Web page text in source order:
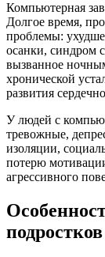
Компьютерная
Долгое время,
проблемы:
осанки, синдром
вызванное
хронической
развития
У людей с
тревожные,
изоляции,
потерю
агрессивного
подростков